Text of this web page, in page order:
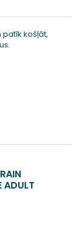
košļāt,
ADULT